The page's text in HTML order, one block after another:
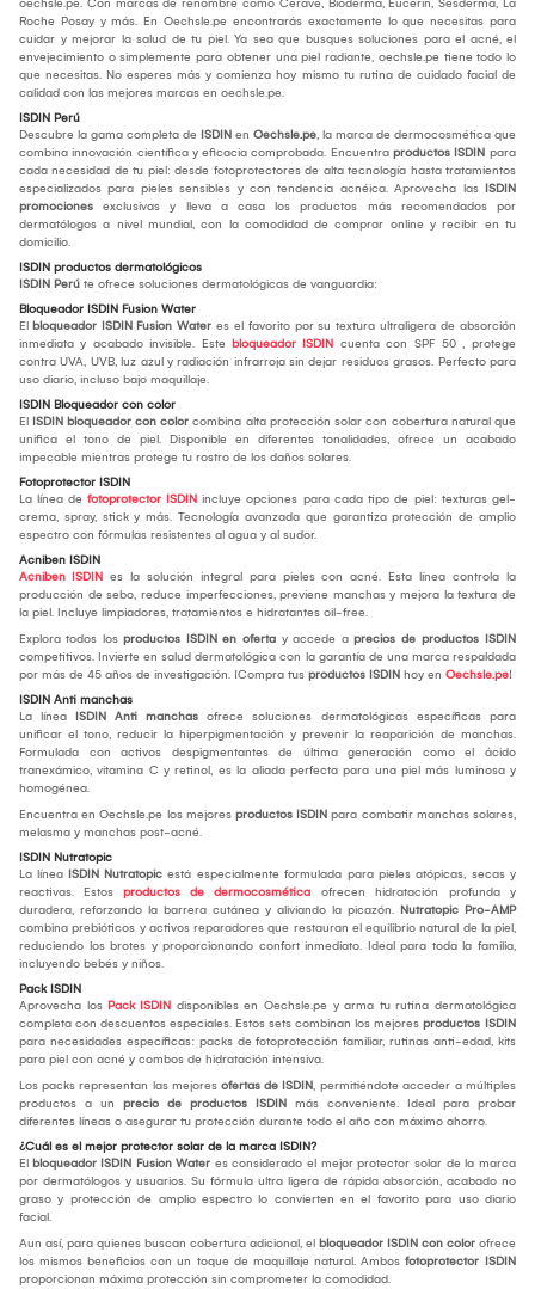
oechsle.pe. Con marcas de renombre como Cerave, Bioderma, Eucerin, Sesderma, La
Roche Posay y más. En Oechsle.pe encontrarás exactamente lo que necesitas para
cuidar y mejorar la salud de tu piel. Ya sea que busques soluciones para el acné, el
envejecimiento o simplemente para obtener una piel radiante, oechsle.pe tiene todo lo
que necesitas. No esperes más y comienza hoy mismo tu rutina de cuidado facial de
calidad con las mejores marcas en oechsle.pe.
ISDIN Perú
Descubre la gama completa de ISDIN en Oechsle.pe, la marca de dermocosmética que
combina innovación científica y eficacia comprobada. Encuentra productos ISDIN para
cada necesidad de tu piel: desde fotoprotectores de alta tecnología hasta tratamientos
especializados para pieles sensibles y con tendencia acnéica. Aprovecha las ISDIN
promociones exclusivas y lleva a casa los productos más recomendados por
dermatólogos a nivel mundial, con la comodidad de comprar online y recibir en tu
domicilio.
ISDIN productos dermatológicos
ISDIN Perú te ofrece soluciones dermatológicas de vanguardia:
Bloqueador ISDIN Fusion Water
El bloqueador ISDIN Fusion Water es el favorito por su textura ultraligera de absorción
inmediata y acabado invisible. Este bloqueador ISDIN cuenta con SPF 50 , protege
contra UVA, UVB, luz azul y radiación infrarroja sin dejar residuos grasos. Perfecto para
uso diario, incluso bajo maquillaje.
ISDIN Bloqueador con color
El ISDIN bloqueador con color combina alta protección solar con cobertura natural que
unifica el tono de piel. Disponible en diferentes tonalidades, ofrece un acabado
impecable mientras protege tu rostro de los daños solares.
Fotoprotector ISDIN
La línea de fotoprotector ISDIN incluye opciones para cada tipo de piel: texturas gel-
crema, spray, stick y más. Tecnología avanzada que garantiza protección de amplio
espectro con fórmulas resistentes al agua y al sudor.
Acniben ISDIN
Acniben ISDIN es la solución integral para pieles con acné. Esta línea controla la
producción de sebo, reduce imperfecciones, previene manchas y mejora la textura de
la piel. Incluye limpiadores, tratamientos e hidratantes oil-free.
Explora todos los productos ISDIN en oferta y accede a precios de productos ISDIN
competitivos. Invierte en salud dermatológica con la garantía de una marca respaldada
por más de 45 años de investigación. ¡Compra tus productos ISDIN hoy en Oechsle.pe!
ISDIN Anti manchas
La línea ISDIN Anti manchas ofrece soluciones dermatológicas específicas para
unificar el tono, reducir la hiperpigmentación y prevenir la reaparición de manchas.
Formulada con activos despigmentantes de última generación como el ácido
tranexámico, vitamina C y retinol, es la aliada perfecta para una piel más luminosa y
homogénea.
Encuentra en Oechsle.pe los mejores productos ISDIN para combatir manchas solares,
melasma y manchas post-acné.
ISDIN Nutratopic
La línea ISDIN Nutratopic está especialmente formulada para pieles atópicas, secas y
reactivas. Estos productos de dermocosmética ofrecen hidratación profunda y
duradera, reforzando la barrera cutánea y aliviando la picazón. Nutratopic Pro-AMP
combina prebióticos y activos reparadores que restauran el equilibrio natural de la piel,
reduciendo los brotes y proporcionando confort inmediato. Ideal para toda la familia,
incluyendo bebés y niños.
Pack ISDIN
Aprovecha los Pack ISDIN disponibles en Oechsle.pe y arma tu rutina dermatológica
completa con descuentos especiales. Estos sets combinan los mejores productos ISDIN
para necesidades específicas: packs de fotoprotección familiar, rutinas anti-edad, kits
para piel con acné y combos de hidratación intensiva.
Los packs representan las mejores ofertas de ISDIN, permitiéndote acceder a múltiples
productos a un precio de productos ISDIN más conveniente. Ideal para probar
diferentes líneas o asegurar tu protección durante todo el año con máximo ahorro.
¿Cuál es el mejor protector solar de la marca ISDIN?
El bloqueador ISDIN Fusion Water es considerado el mejor protector solar de la marca
por dermatólogos y usuarios. Su fórmula ultra ligera de rápida absorción, acabado no
graso y protección de amplio espectro lo convierten en el favorito para uso diario
facial.
Aun así, para quienes buscan cobertura adicional, el bloqueador ISDIN con color ofrece
los mismos beneficios con un toque de maquillaje natural. Ambos fotoprotector ISDIN
proporcionan máxima protección sin comprometer la comodidad.